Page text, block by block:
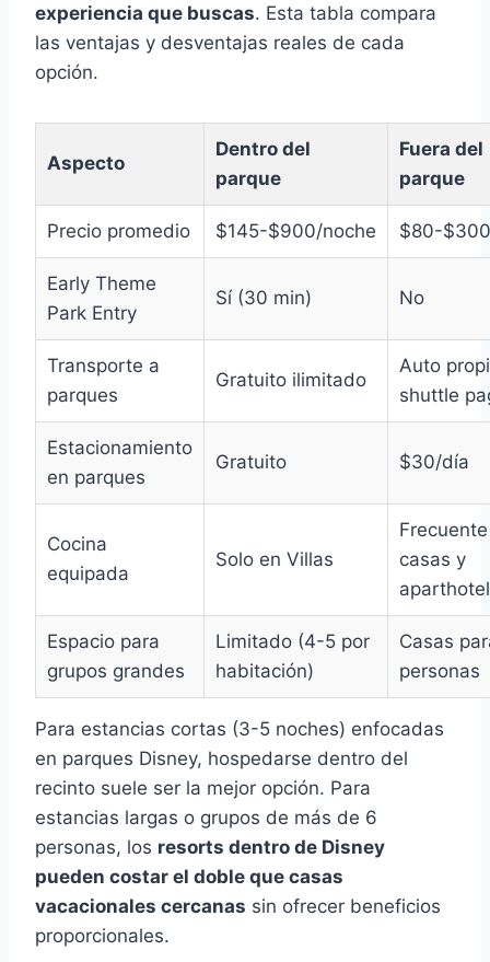
experiencia que buscas. Esta tabla compara
las ventajas y desventajas reales de cada
opción.
Aspecto
Dentro del
parque
Fuera del
parque
Precio promedio $145-$900/noche $80-
Early Theme
Park Entry
Sí (30 min) No
Transporte a
parques
Gratuito ilimitado
Auto
shuttle
Estacionamiento
en parques
Gratuito $30/día
Cocina
equipada
Solo en Villas
casas y
Espacio para
grupos grandes
Limitado (4-5 por
habitación)
Casas
personas
Para estancias cortas (3-5 noches) enfocadas
en parques Disney, hospedarse dentro del
recinto suele ser la mejor opción. Para
estancias largas o grupos de más de 6
personas, los resorts dentro de Disney
pueden costar el doble que casas
vacacionales cercanas sin ofrecer beneficios
proporcionales.